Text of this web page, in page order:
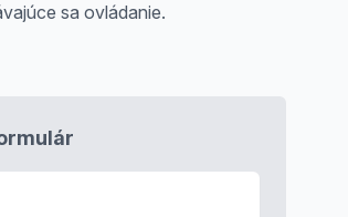
sa ovládanie.